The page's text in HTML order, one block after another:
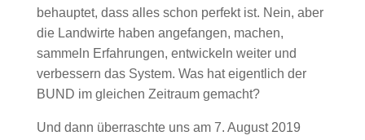
behauptet, dass alles schon perfekt ist. Nein, aber
die Landwirte haben angefangen, machen,
sammeln Erfahrungen, entwickeln weiter und
verbessern das System. Was hat eigentlich der
BUND im gleichen Zeitraum gemacht?
Und dann überraschte uns am 7. August 2019